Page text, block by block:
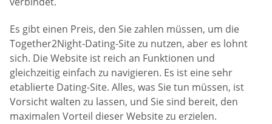
Es gibt einen Preis, den Sie zahlen müssen, um die
Together2Night-Dating-Site zu nutzen, aber es lohnt
sich. Die Website ist reich an Funktionen und
gleichzeitig einfach zu navigieren. Es ist eine sehr
etablierte Dating-Site. Alles, was Sie tun müssen, ist
Vorsicht walten zu lassen, und Sie sind bereit, den
maximalen Vorteil dieser Website zu erzielen.